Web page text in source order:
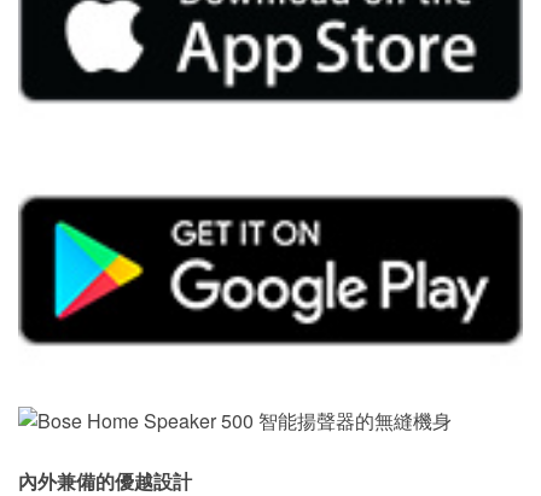
內外兼備的優越設計